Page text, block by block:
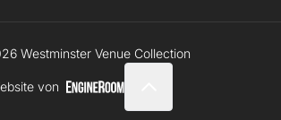
Westminster Venue Collection
von